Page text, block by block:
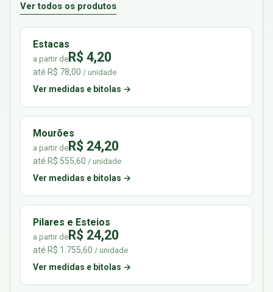
Ver todos os produtos
Estacas
a partir deR$ 4,20
até R$ 78,00 / unidade
Ver medidas e bitolas →
Mourões
a partir deR$ 24,20
até R$ 555,60 / unidade
Ver medidas e bitolas →
Pilares e Esteios
a partir deR$ 24,20
até R$ 1.755,60 / unidade
Ver medidas e bitolas →